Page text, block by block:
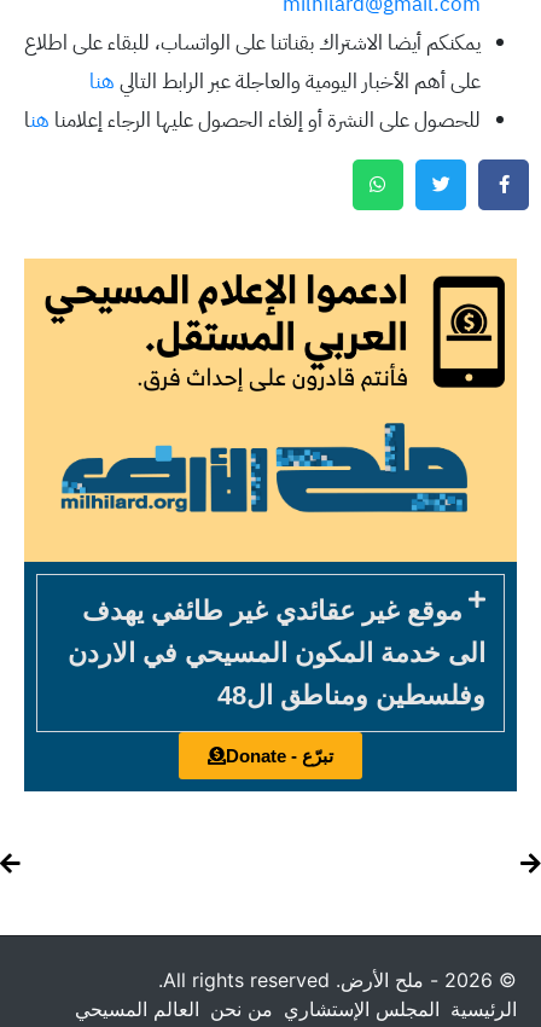
يمكنكم أيضا الاشتراك بقناتنا على الواتساب، للبقاء على اطلاع
على أهم الأخبار اليومية والعاجلة عبر الرابط التالي هنا
للحصول على النشرة أو إلغاء الحصول عليها الرجاء إعلامنا هنا
موقع غير عقائدي غير طائفي يهدف
الى خدمة المكون المسيحي في الاردن
وفلسطين ومناطق ال48
تبرّع - Donate
© 2026 - ملح الأرض. All rights reserved.
الرئيسية المجلس الإستشاري من نحن العالم المسيحي